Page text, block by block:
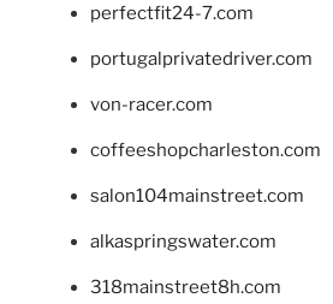
perfectfit24-7.com
portugalprivatedriver.com
von-racer.com
coffeeshopcharleston.com
salon104mainstreet.com
alkaspringswater.com
318mainstreet8h.com